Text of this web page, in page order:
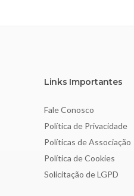
Links Importantes
Fale Conosco
Política de Privacidade
Políticas de Associação
Política de Cookies
Solicitação de LGPD